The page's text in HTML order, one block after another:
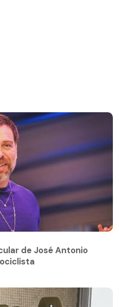
de José Antonio